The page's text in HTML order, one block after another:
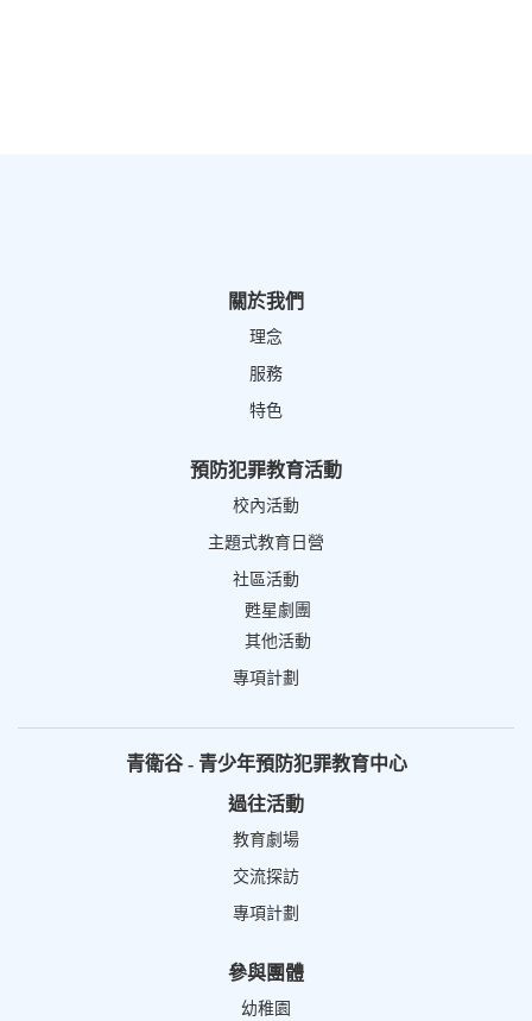
關於我們
理念
服務
特色
預防犯罪教育活動
校內活動
主題式教育日營
社區活動
甦星劇團
其他活動
專項計劃
青衛谷 - 青少年預防犯罪教育中心
過往活動
教育劇場
交流探訪
專項計劃
參與團體
幼稚園